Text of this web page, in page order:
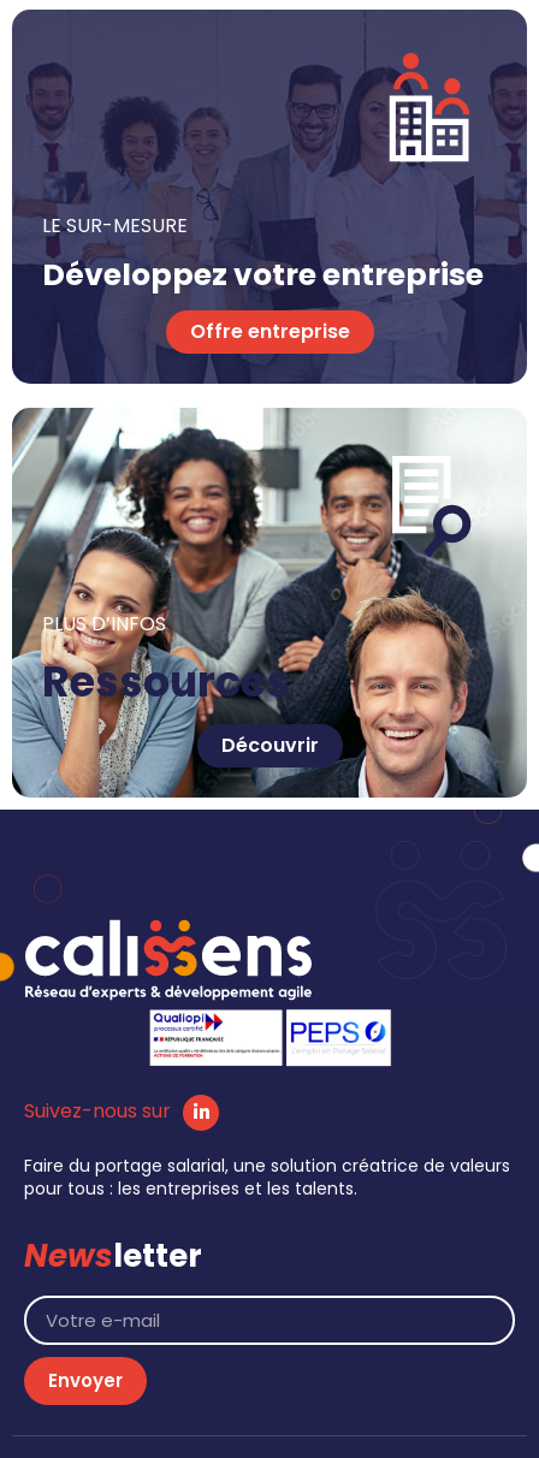
LE SUR-MESURE
Développez votre entreprise
Offre entreprise
PLUS D’INFOS
Ressources
Découvrir
Suivez-nous sur
Faire du portage salarial, une solution créatrice de valeurs
pour tous : les entreprises et les talents.
Newsletter
Envoyer